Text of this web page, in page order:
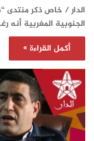
الدار / خاص ذكر منتدى
الجنوبية المغربية أنه
أكمل القراءة »